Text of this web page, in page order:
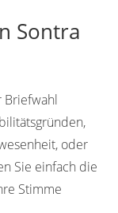
Sontra
Briefwahl
oder
Sie einfach die
Stimme